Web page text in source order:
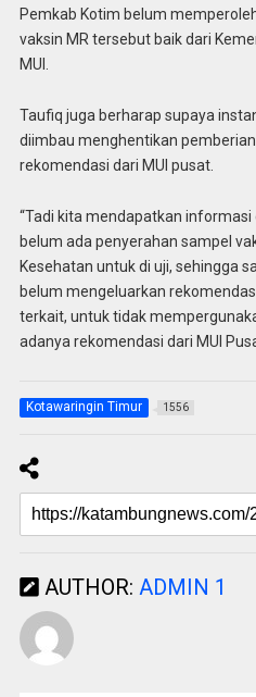
Pemkab Kotim belum
vaksin MR tersebut baik dari
MUI.
Taufiq juga berharap supaya
diimbau menghentikan
rekomendasi dari MUI pusat.
“Tadi kita mendapatkan informasi
belum ada penyerahan sampel
Kesehatan untuk di uji, sehingga
belum mengeluarkan
terkait, untuk tidak
adanya rekomendasi dari MUI
Kotawaringin Timur 1556
AUTHOR: ADMIN 1